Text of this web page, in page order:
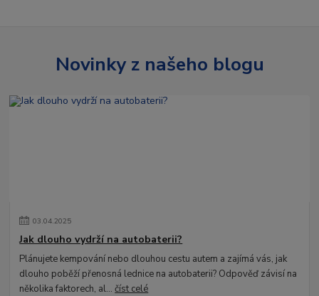
Novinky z našeho blogu
03.04.2025
Jak dlouho vydrží na autobaterii?
Plánujete kempování nebo dlouhou cestu autem a zajímá vás, jak
dlouho poběží přenosná lednice na autobaterii? Odpověď závisí na
několika faktorech, al...číst celé